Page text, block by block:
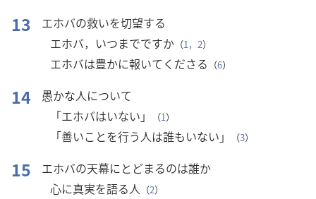
13
エホバの救いを切望する
エホバ，いつまでですか（1，2）
エホバは豊かに報いてくださる （6）
14
愚かな人について
「エホバはいない」
（1）
「善いことを行う人は誰もいない」 （3）
15
エホバの天幕にとどまるのは誰か
心に真実を語る人 （2）